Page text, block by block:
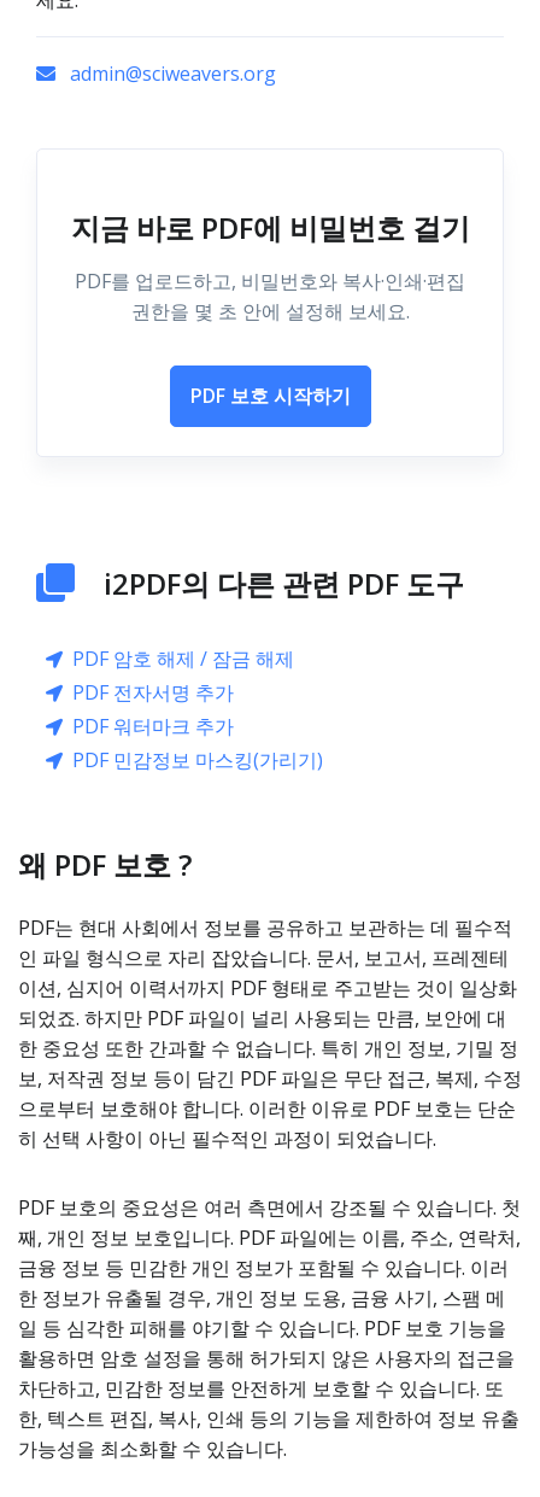
admin@sciweavers.org
지금 바로 PDF에 비밀번호 걸기
PDF를 업로드하고, 비밀번호와 복사·인쇄·편집
권한을 몇 초 안에 설정해 보세요.
PDF 보호 시작하기
i2PDF의 다른 관련 PDF 도구
PDF 암호 해제 / 잠금 해제
PDF 전자서명 추가
PDF 워터마크 추가
PDF 민감정보 마스킹(가리기)
왜 PDF 보호 ?
PDF는 현대 사회에서 정보를 공유하고 보관하는 데 필수적
인 파일 형식으로 자리 잡았습니다. 문서, 보고서, 프레젠테
이션, 심지어 이력서까지 PDF 형태로 주고받는 것이 일상화
되었죠. 하지만 PDF 파일이 널리 사용되는 만큼, 보안에 대
한 중요성 또한 간과할 수 없습니다. 특히 개인 정보, 기밀 정
보, 저작권 정보 등이 담긴 PDF 파일은 무단 접근, 복제, 수정
으로부터 보호해야 합니다. 이러한 이유로 PDF 보호는 단순
히 선택 사항이 아닌 필수적인 과정이 되었습니다.
PDF 보호의 중요성은 여러 측면에서 강조될 수 있습니다. 첫
째, 개인 정보 보호입니다. PDF 파일에는 이름, 주소, 연락처,
금융 정보 등 민감한 개인 정보가 포함될 수 있습니다. 이러
한 정보가 유출될 경우, 개인 정보 도용, 금융 사기, 스팸 메
일 등 심각한 피해를 야기할 수 있습니다. PDF 보호 기능을
활용하면 암호 설정을 통해 허가되지 않은 사용자의 접근을
차단하고, 민감한 정보를 안전하게 보호할 수 있습니다. 또
한, 텍스트 편집, 복사, 인쇄 등의 기능을 제한하여 정보 유출
가능성을 최소화할 수 있습니다.